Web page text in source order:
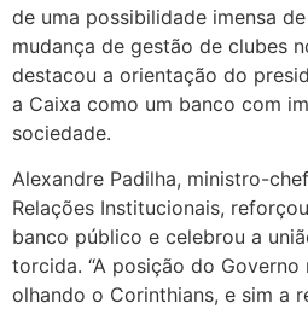
de uma possibilidade imensa
mudança de gestão de clubes
destacou a orientação do
a Caixa como um banco com
sociedade.
Alexandre Padilha, ministro-
Relações Institucionais,
banco público e celebrou a
torcida. “A posição do
olhando o Corinthians, e sim a